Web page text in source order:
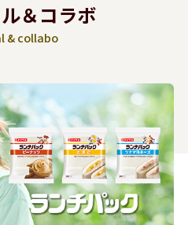
＆コラボ
& collabo